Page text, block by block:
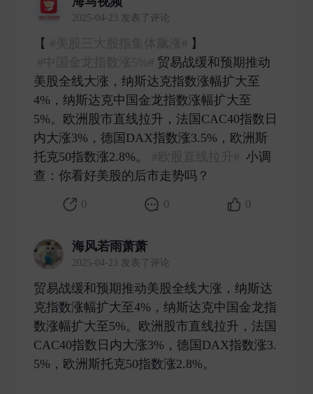
2025-04-23 发表了评论
【​​​
】
贸易战缓和预期推动
美股全线大涨，纳斯达克指数涨幅扩大至
4%，纳斯达克中国金龙指数涨幅扩大至
5%。欧洲股市直线拉升，法国CAC40指数日
内大涨3%，德国DAX指数涨3.5%，欧洲斯
托克50指数涨2.8%。
小调
查：你看好美股的后市走势吗？ ​
0 0 0
海风若雨萧萧
2025-04-23 发表了评论
贸易战缓和预期推动美股全线大涨，纳斯达
克指数涨幅扩大至4%，纳斯达克中国金龙指
数涨幅扩大至5%。欧洲股市直线拉升，法国
CAC40指数日内大涨3%，德国DAX指数涨3.
5%，欧洲斯托克50指数涨2.8%。